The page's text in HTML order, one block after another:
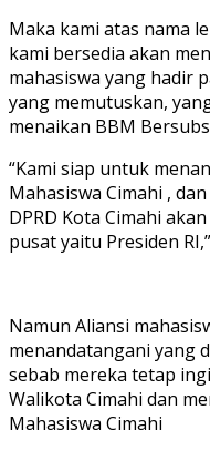
Maka kami atas nama
kami bersedia akan
mahasiswa yang hadir
yang memutuskan,
menaikan BBM
“Kami siap untuk
Mahasiswa Cimahi ,
DPRD Kota Cimahi
pusat yaitu Presiden
Namun Aliansi
menandatangani yang
sebab mereka tetap
Walikota Cimahi dan
Mahasiswa Cimahi